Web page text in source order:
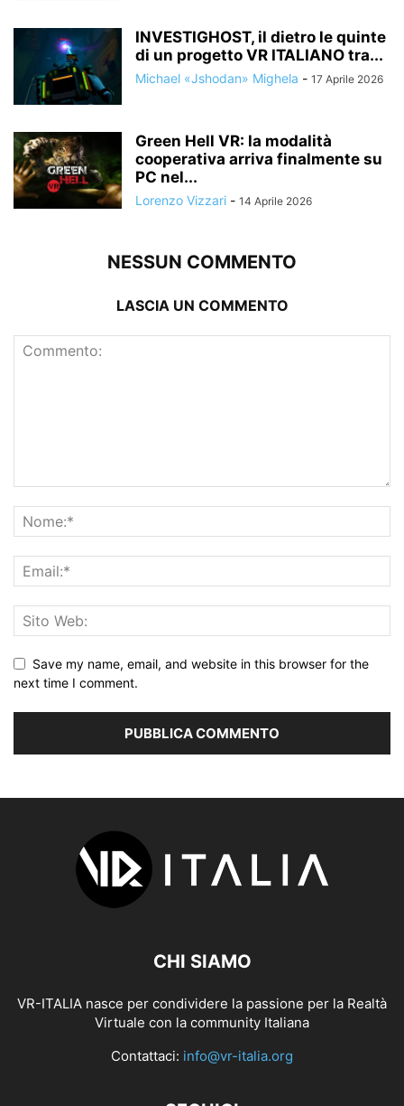
INVESTIGHOST, il dietro le quinte
di un progetto VR ITALIANO tra...
Michael «Jshodan» Mighela - 17 Aprile 2026
Green Hell VR: la modalità
cooperativa arriva finalmente su
PC nel...
Lorenzo Vizzari - 14 Aprile 2026
NESSUN COMMENTO
LASCIA UN COMMENTO
Save my name, email, and website in this browser for the
next time I comment.
CHI SIAMO
VR-ITALIA nasce per condividere la passione per la Realtà
Virtuale con la community Italiana
Contattaci: info@vr-italia.org